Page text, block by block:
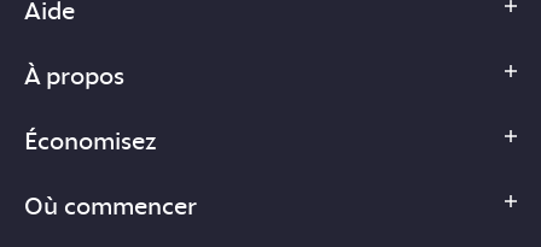
Aide
À propos
Économisez
Où commencer